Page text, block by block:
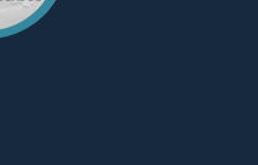
Dobradeira Industrial
Industriais
Industriais